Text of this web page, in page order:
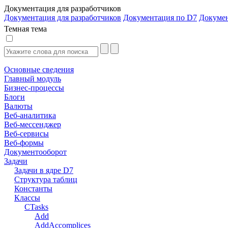
Документация для разработчиков
Документация для разработчиков Документация по D7
Темная тема
Основные сведения
Главный модуль
Бизнес-процессы
Блоги
Валюты
Веб-аналитика
Веб-мессенджер
Веб-сервисы
Веб-формы
Документооборот
Задачи
Задачи в ядре D7
Структура таблиц
Константы
Классы
CTasks
Add
AddAccomplices